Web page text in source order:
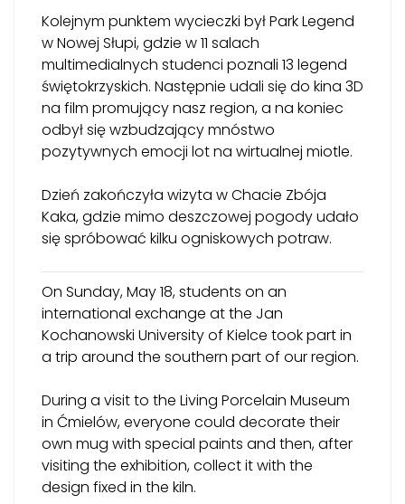
Kolejnym punktem wycieczki był Park Legend
w Nowej Słupi, gdzie w 11 salach
multimedialnych studenci poznali 13 legend
świętokrzyskich. Następnie udali się do kina 3D
na film promujący nasz region, a na koniec
odbył się wzbudzający mnóstwo
pozytywnych emocji lot na wirtualnej miotle.
Dzień zakończyła wizyta w Chacie Zbója
Kaka, gdzie mimo deszczowej pogody udało
się spróbować kilku ogniskowych potraw.
On Sunday, May 18, students on an
international exchange at the Jan
Kochanowski University of Kielce took part in
a trip around the southern part of our region.
During a visit to the Living Porcelain Museum
in Ćmielów, everyone could decorate their
own mug with special paints and then, after
visiting the exhibition, collect it with the
design fixed in the kiln.